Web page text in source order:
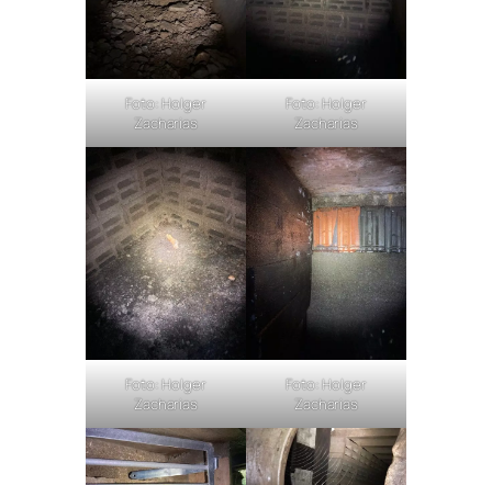
Foto: Holger
Zacharias
Foto: Holger
Zacharias
Foto: Holger
Zacharias
Foto: Holger
Zacharias